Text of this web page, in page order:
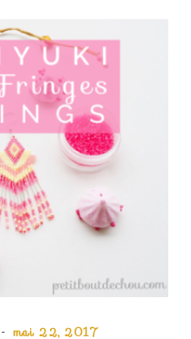
mai 22, 2017